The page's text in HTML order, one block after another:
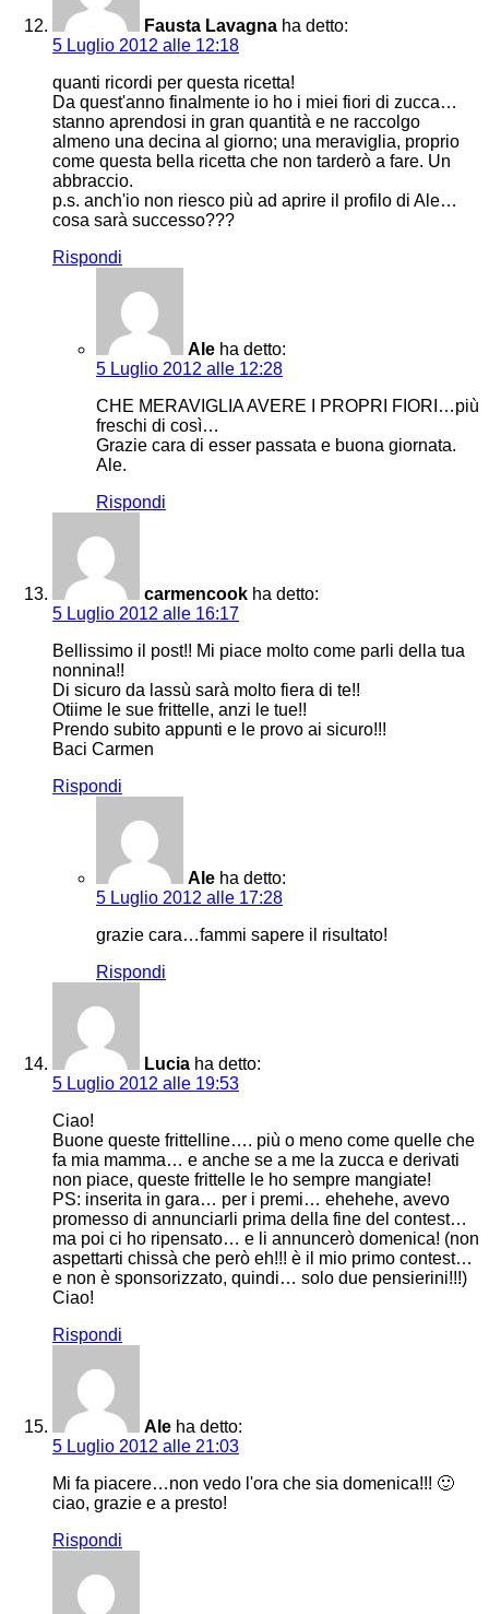
Fausta Lavagna ha detto:
5 Luglio 2012 alle 12:18
quanti ricordi per questa ricetta!
Da quest'anno finalmente io ho i miei fiori di zucca…
stanno aprendosi in gran quantità e ne raccolgo
almeno una decina al giorno; una meraviglia, proprio
come questa bella ricetta che non tarderò a fare. Un
abbraccio.
p.s. anch'io non riesco più ad aprire il profilo di Ale…
cosa sarà successo???
Rispondi
Ale ha detto:
5 Luglio 2012 alle 12:28
CHE MERAVIGLIA AVERE I PROPRI FIORI…più
freschi di così…
Grazie cara di esser passata e buona giornata.
Ale.
Rispondi
carmencook ha detto:
5 Luglio 2012 alle 16:17
Bellissimo il post!! Mi piace molto come parli della tua
nonnina!!
Di sicuro da lassù sarà molto fiera di te!!
Otiime le sue frittelle, anzi le tue!!
Prendo subito appunti e le provo ai sicuro!!!
Baci Carmen
Rispondi
Ale ha detto:
5 Luglio 2012 alle 17:28
grazie cara…fammi sapere il risultato!
Rispondi
Lucia ha detto:
5 Luglio 2012 alle 19:53
Ciao!
Buone queste frittelline…. più o meno come quelle che
fa mia mamma… e anche se a me la zucca e derivati
non piace, queste frittelle le ho sempre mangiate!
PS: inserita in gara… per i premi… ehehehe, avevo
promesso di annunciarli prima della fine del contest…
ma poi ci ho ripensato… e li annuncerò domenica! (non
aspettarti chissà che però eh!!! è il mio primo contest…
e non è sponsorizzato, quindi… solo due pensierini!!!)
Ciao!
Rispondi
Ale ha detto:
5 Luglio 2012 alle 21:03
Mi fa piacere…non vedo l'ora che sia domenica!!! 🙂
ciao, grazie e a presto!
Rispondi